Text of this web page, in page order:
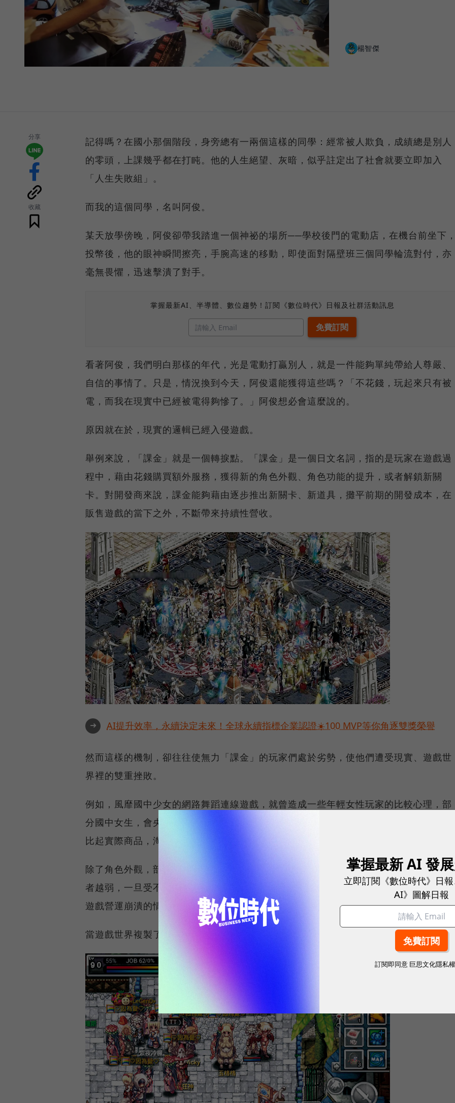
楊智傑
分享
收藏
記得嗎？在國小那個階段，身旁總有一兩個這樣的同學：經常被人欺負，成績總是別人
的零頭，上課幾乎都在打盹。他的人生絕望、灰暗，似乎註定出了社會就要立即加入
「人生失敗組」。
而我的這個同學，名叫阿俊。
某天放學傍晚，阿俊卻帶我踏進一個神祕的場所──學校後門的電動店，在機台前坐下
投幣後，他的眼神瞬間擦亮，手腕高速的移動，即使面對隔壁班三個同學輪流對付，亦
毫無畏懼，迅速擊潰了對手。
掌握最新AI、半導體、數位趨勢！訂閱《數位時代》日報及社群活動訊息
看著阿俊，我們明白那樣的年代，光是電動打贏別人，就是一件能夠單純帶給人尊嚴、
自信的事情了。只是，情況換到今天，阿俊還能獲得這些嗎？「不花錢，玩起來只有被
電，而我在現實中已經被電得夠慘了。」阿俊想必會這麼說的。
原因就在於，現實的邏輯已經入侵遊戲。
舉例來說，「課金」就是一個轉捩點。「課金」是一個日文名詞，指的是玩家在遊戲過
程中，藉由花錢購買額外服務，獲得新的角色外觀、角色功能的提升，或者解鎖新關
卡。對開發商來說，課金能夠藉由逐步推出新關卡、新道具，攤平前期的開發成本，在
販售遊戲的當下之外，不斷帶來持續性營收。
➜ AI提升效率，永續決定未來！全球永續指標企業認證☀️100 MVP等你角逐雙獎榮譽
然而這樣的機制，卻往往使無力「課金」的玩家們處於劣勢，使他們遭受現實、遊戲世
界裡的雙重挫敗。
例如，風靡國中少女的網路舞蹈連線遊戲，就曾造成一些年輕女性玩家的比較心理，部
分國中女生，會央求父母花錢，讓自己購買不斷推出的新衣服、新道具，這些虛擬道具
比起實際商品，淘汰更迅速、樣式更迷人，也更能夠激發玩家間的比較慾望。
除了角色外觀，部分遊戲的「課金」也會造成玩家之間實力的巨大差距，強者越強而弱
者越弱，一旦受不了輾壓式的懸殊，無力「課金」者只能紛紛撤出遊戲，最後造成一款
遊戲營運崩潰的情況，也並不罕見。
當遊戲世界複製了現實的階級性，遊戲的魔法就全部消失了。
掌握最新 AI 發
立即訂閱《數位時代》日
AI》圖解日報
訂閱即同意 巨思文化隱私